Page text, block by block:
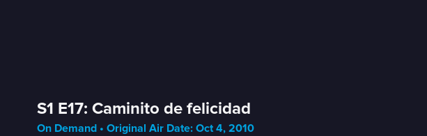
S1 E17: Caminito de felicidad
On Demand • Original Air Date: Oct 4, 2010